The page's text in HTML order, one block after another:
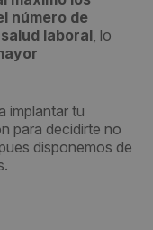
número de
laboral, lo
implantar tu
para decidirte no
pues disponemos de